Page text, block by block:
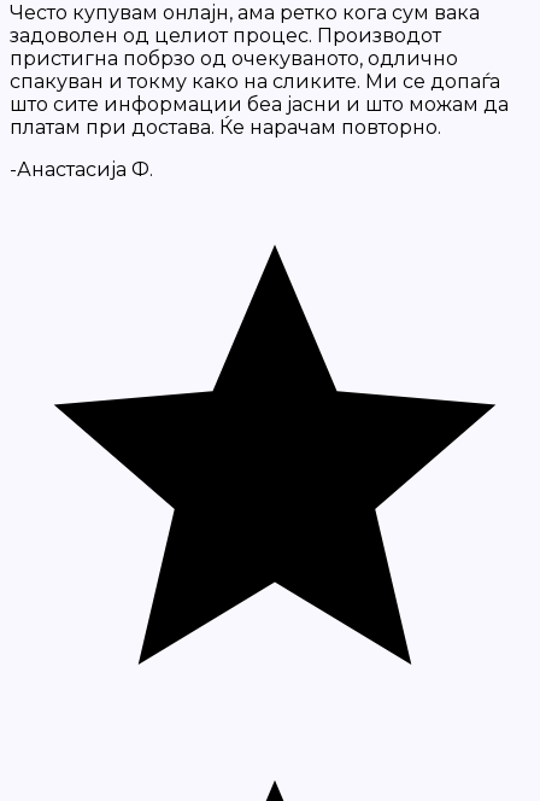
Често купувам онлајн, ама ретко кога сум вака
задоволен од целиот процес. Производот
пристигна побрзо од очекуваното, одлично
спакуван и токму како на сликите. Ми се допаѓа
што сите информации беа јасни и што можам да
платам при достава. Ќе нарачам повторно.
-Анастасија Ф.